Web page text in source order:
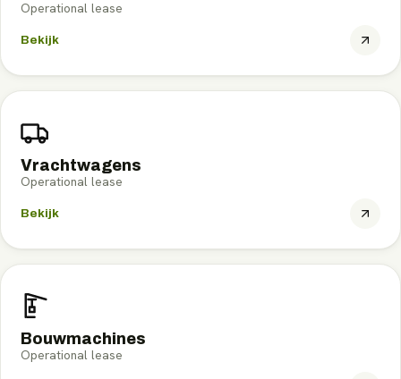
Operational lease
Bekijk
Vrachtwagens
Operational lease
Bekijk
Bouwmachines
Operational lease